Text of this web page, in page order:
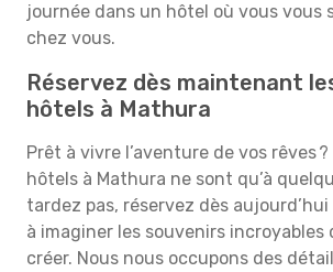
journée dans un hôtel où vous vous
chez vous.
Réservez dès maintenant
hôtels à Mathura
Prêt à vivre l’aventure de vos rêves
hôtels à Mathura ne sont qu’à
tardez pas, réservez dès
à imaginer les souvenirs incroyables
créer. Nous nous occupons des